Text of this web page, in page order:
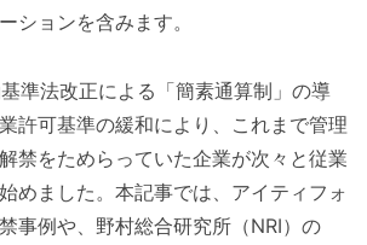
ションを含みます。
準法改正による「簡素通算制」の導
許可基準の緩和により、これまで管理
禁をためらっていた企業が次々と従業
めました。本記事では、アイティフォ
事例や、野村総合研究所（NRI）の